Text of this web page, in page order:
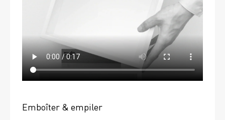
Emboîter & empiler